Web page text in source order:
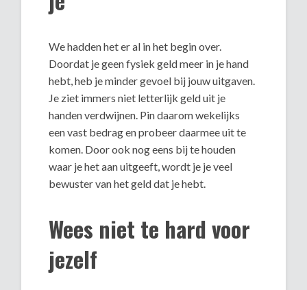
We hadden het er al in het begin over.
Doordat je geen fysiek geld meer in je hand
hebt, heb je minder gevoel bij jouw uitgaven.
Je ziet immers niet letterlijk geld uit je
handen verdwijnen. Pin daarom wekelijks
een vast bedrag en probeer daarmee uit te
komen. Door ook nog eens bij te houden
waar je het aan uitgeeft, wordt je je veel
bewuster van het geld dat je hebt.
Wees niet te hard voor
jezelf